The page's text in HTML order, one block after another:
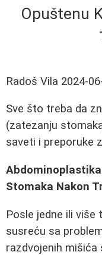
Opuštenu
Radoš Vila 2024-
Sve što treba da
(zatezanju
saveti i preporuke
Stomaka Nakon
Posle jedne ili više
susreću sa
razdvojenih mišića